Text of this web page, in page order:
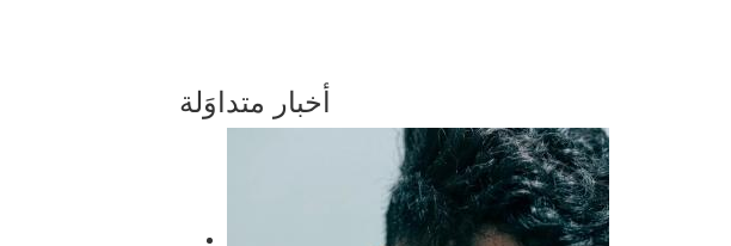
أخبار متداوَلة